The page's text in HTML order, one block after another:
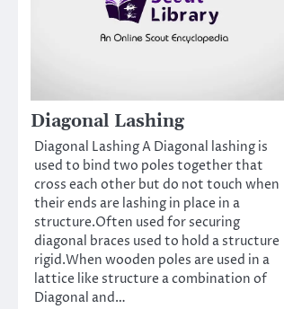
Diagonal Lashing
Diagonal Lashing A Diagonal lashing is
used to bind two poles together that
cross each other but do not touch when
their ends are lashing in place in a
structure.Often used for securing
diagonal braces used to hold a structure
rigid.When wooden poles are used in a
lattice like structure a combination of
Diagonal and…